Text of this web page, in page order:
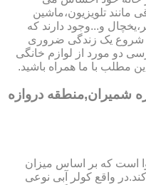
مانند تلویزیون،ماشین
و...وجود دارند که
شروع یک زندگی ضروری
دو مورد از لوازم خانگی
مطلب با ما همراه باشید.
شمیران,منطقه دروازه
است که بر اساس میزان
واقع کولر آبی نوعی